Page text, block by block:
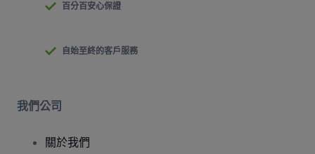
百分百安心保證
自始至終的客戶服務
我們公司
關於我們